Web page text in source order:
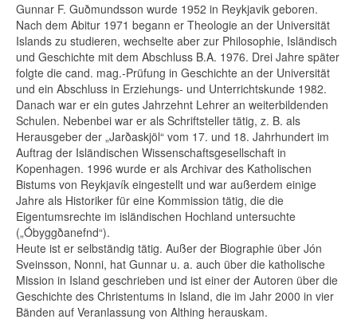
Gunnar F. Guðmundsson wurde 1952 in Reykjavik geboren.
Nach dem Abitur 1971 begann er Theologie an der Universität
Islands zu studieren, wechselte aber zur Philosophie, Isländisch
und Geschichte mit dem Abschluss B.A. 1976. Drei Jahre später
folgte die cand. mag.-Prüfung in Geschichte an der Universität
und ein Abschluss in Erziehungs- und Unterrichtskunde 1982.
Danach war er ein gutes Jahrzehnt Lehrer an weiterbildenden
Schulen. Nebenbei war er als Schriftsteller tätig, z. B. als
Herausgeber der „Jarðaskjöl“ vom 17. und 18. Jahrhundert im
Auftrag der Isländischen Wissenschaftsgesellschaft in
Kopenhagen. 1996 wurde er als Archivar des Katholischen
Bistums von Reykjavík eingestellt und war außerdem einige
Jahre als Historiker für eine Kommission tätig, die die
Eigentumsrechte im isländischen Hochland untersuchte
(„Óbyggðanefnd“).
Heute ist er selbständig tätig. Außer der Biographie über Jón
Sveinsson, Nonni, hat Gunnar u. a. auch über die katholische
Mission in Island geschrieben und ist einer der Autoren über die
Geschichte des Christentums in Island, die im Jahr 2000 in vier
Bänden auf Veranlassung von Althing herauskam.